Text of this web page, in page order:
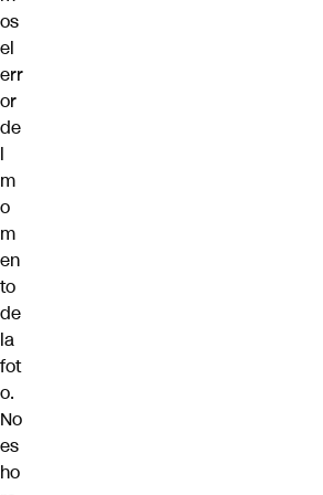
os
el
err
or
de
l
m
o
m
en
to
de
la
fot
o.
No
es
ho